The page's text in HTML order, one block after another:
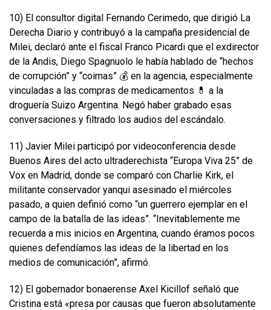
10) El consultor digital Fernando Cerimedo, que dirigió La
Derecha Diario y contribuyó a la campaña presidencial de
Milei, declaró ante el fiscal Franco Picardi que el exdirector
de la Andis, Diego Spagnuolo le había hablado de “hechos
de corrupción” y “coimas” 💰 en la agencia, especialmente
vinculadas a las compras de medicamentos 💊 a la
droguería Suizo Argentina. Negó haber grabado esas
conversaciones y filtrado los audios del escándalo.
11) Javier Milei participó por videoconferencia desde
Buenos Aires del acto ultraderechista “Europa Viva 25” de
Vox en Madrid, donde se comparó con Charlie Kirk, el
militante conservador yanqui asesinado el miércoles
pasado, a quien definió como “un guerrero ejemplar en el
campo de la batalla de las ideas”. “Inevitablemente me
recuerda a mis inicios en Argentina, cuando éramos pocos
quienes defendíamos las ideas de la libertad en los
medios de comunicación”, afirmó.
12) El gobernador bonaerense Axel Kicillof señaló que
Cristina está «presa por causas que fueron absolutamente